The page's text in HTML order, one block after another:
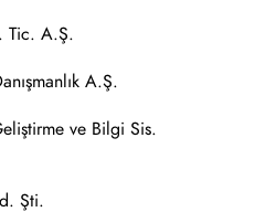
Tic. A.Ş.
A.Ş.
ve Bilgi Sis.
Şti.